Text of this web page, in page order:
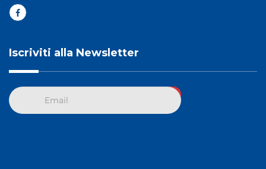
Iscriviti alla Newsletter